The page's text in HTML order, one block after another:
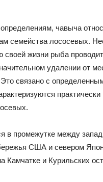
чавыча
семейства лососевых.
своей жизни рыба
удалении от
Это связано с
практически
в промежутке между
США и севером
Камчатке и Курильских